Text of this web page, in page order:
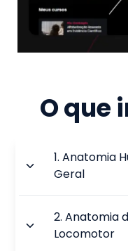
O que
1.Anatomia
Geral
2.Anatomia
Locomotor